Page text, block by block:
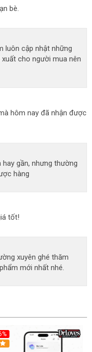
bè.
luôn cập nhật những
cho người mua nên
hôm nay đã nhận được
gần, nhưng thường
hàng
tốt!
xuyên ghé thăm
mới nhất nhé.